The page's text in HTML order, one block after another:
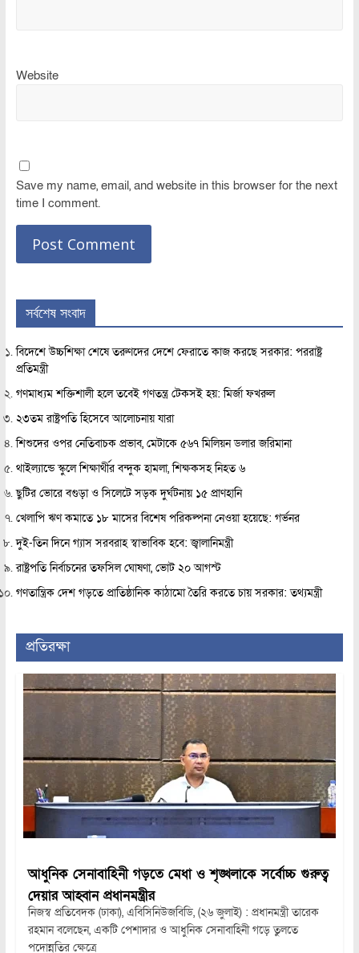
Website
Save my name, email, and website in this browser for the next
time I comment.
সর্বশেষ সংবাদ
বিদেশে উচ্চশিক্ষা শেষে তরুণদের দেশে ফেরাতে কাজ করছে সরকার: পররাষ্ট্র
প্রতিমন্ত্রী
গণমাধ্যম শক্তিশালী হলে তবেই গণতন্ত্র টেকসই হয়: মির্জা ফখরুল
২৩তম রাষ্ট্রপতি হিসেবে আলোচনায় যারা
শিশুদের ওপর নেতিবাচক প্রভাব, মেটাকে ৫৬৭ মিলিয়ন ডলার জরিমানা
থাইল্যান্ডে স্কুলে শিক্ষার্থীর বন্দুক হামলা, শিক্ষকসহ নিহত ৬
ছুটির ভোরে বগুড়া ও সিলেটে সড়ক দুর্ঘটনায় ১৫ প্রাণহানি
খেলাপি ঋণ কমাতে ১৮ মাসের বিশেষ পরিকল্পনা নেওয়া হয়েছে: গর্ভনর
দুই-তিন দিনে গ্যাস সরবরাহ স্বাভাবিক হবে: জ্বালানিমন্ত্রী
রাষ্ট্রপতি নির্বাচনের তফসিল ঘোষণা, ভোট ২০ আগস্ট
গণতান্ত্রিক দেশ গড়তে প্রাতিষ্ঠানিক কাঠামো তৈরি করতে চায় সরকার: তথ্যমন্ত্রী
প্রতিরক্ষা
আধুনিক সেনাবাহিনী গড়তে মেধা ও শৃঙ্খলাকে সর্বোচ্চ গুরুত্ব
দেয়ার আহ্বান প্রধানমন্ত্রীর
নিজস্ব প্রতিবেদক (ঢাকা), এবিসিনিউজবিডি, (২৬ জুলাই) : প্রধানমন্ত্রী তারেক
রহমান বলেছেন, একটি পেশাদার ও আধুনিক সেনাবাহিনী গড়ে তুলতে
পদোন্নতির ক্ষেত্রে